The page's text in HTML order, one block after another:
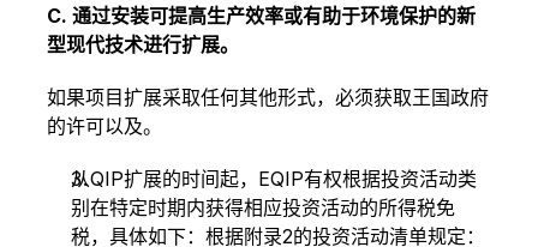
C. 通过安装可提高生产效率或有助于环境保护的新
型现代技术进行扩展。
如果项目扩展采取任何其他形式，必须获取王国政府
的许可以及。
从QIP扩展的时间起，EQIP有权根据投资活动类
别在特定时期内获得相应投资活动的所得税免
税，具体如下：根据附录2的投资活动清单规定：